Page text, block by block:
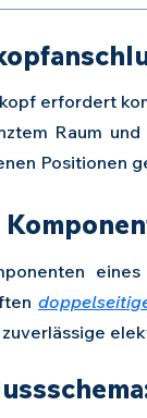
erfordert
Raum
Positionen